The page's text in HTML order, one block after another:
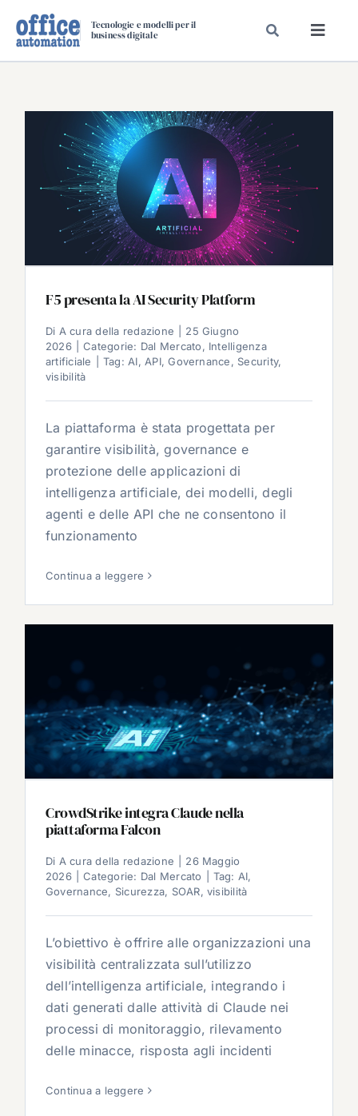
Tecnologie e modelli per il
business digitale
TAVOLE ROTONDE DI REDAZIONE
DAL MERCATO
CARRIERE
F5 presenta la AI Security Platform
Di A cura della redazione
25 Giugno
2026
Categorie: Dal Mercato, Intelligenza
artificiale
Tag: AI, API,Governance, Security,
visibilità
La piattaforma è stata progettata per
garantire visibilità, governance e
protezione delle applicazioni di
intelligenza artificiale, dei modelli, degli
agenti e delle API che ne consentono il
funzionamento
Continua a leggere
CrowdStrike integra Claude nella
piattaforma Falcon
Di A cura della redazione
26 Maggio
2026
Categorie: Dal Mercato Tag: AI,
Governance, Sicurezza, SOAR, visibilità
L’obiettivo è offrire alle organizzazioni una
visibilità centralizzata sull’utilizzo
dell’intelligenza artificiale, integrando i
dati generati dalle attività di Claude nei
processi di monitoraggio, rilevamento
delle minacce, risposta agli incidenti
Continua a leggere